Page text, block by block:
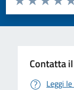
Valuta 3
Valuta 2
Valuta 1 stelle su
Contatta
Leggi